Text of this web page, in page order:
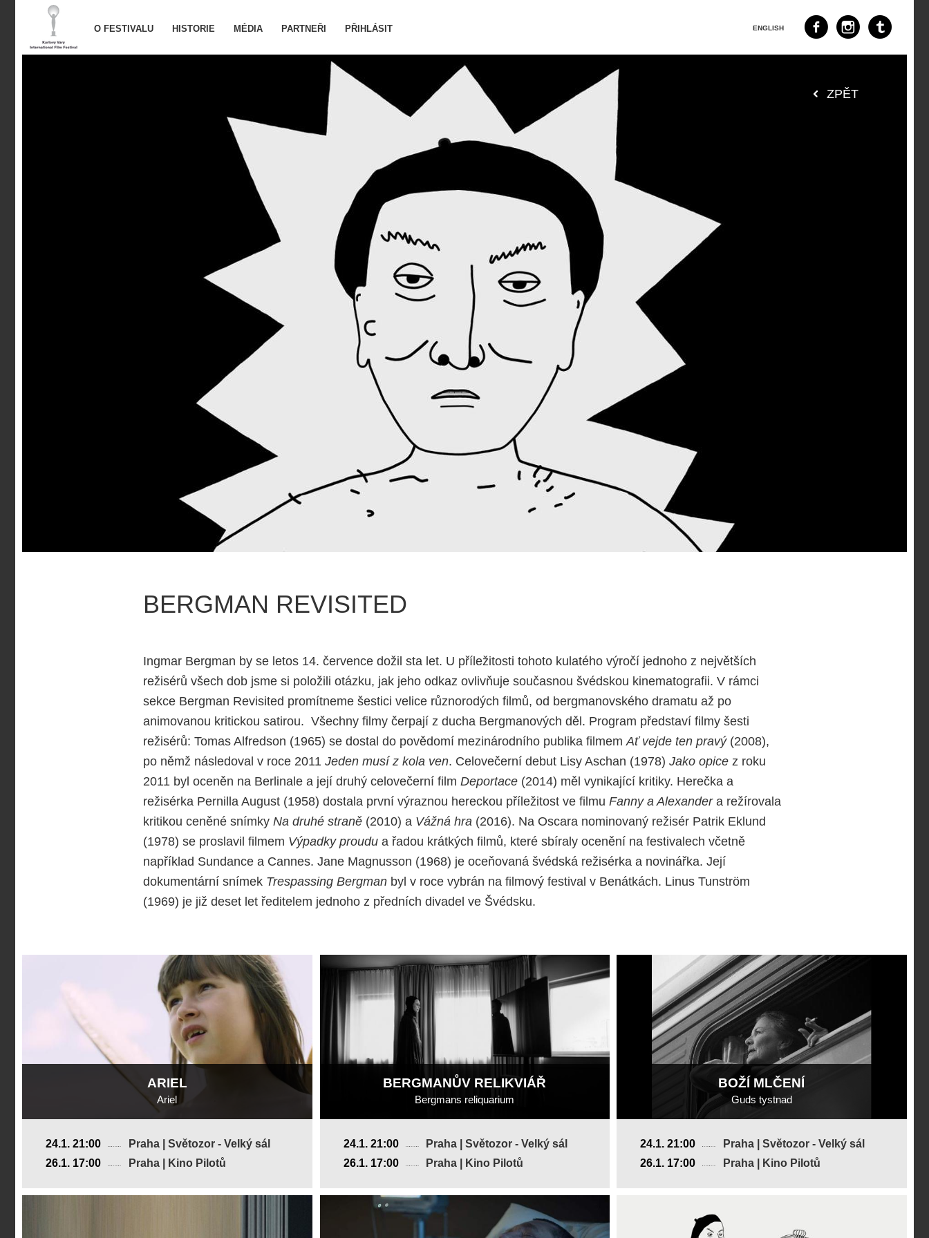
O FESTIVALU HISTORIE MÉDIA PARTNEŘI PŘIHLÁSIT ENGLISH
ZPĚT
BERGMAN REVISITED
Ingmar Bergman by se letos 14. července dožil sta let. U příležitosti tohoto kulatého výročí jednoho z největších
režisérů všech dob jsme si položili otázku, jak jeho odkaz ovlivňuje současnou švédskou kinematografii. V rámci
sekce Bergman Revisited promítneme šestici velice různorodých filmů, od bergmanovského dramatu až po
animovanou kritickou satirou. Všechny filmy čerpají z ducha Bergmanových děl. Program představí filmy šesti
režisérů: Tomas Alfredson (1965) se dostal do povědomí mezinárodního publika filmem Ať vejde ten pravý(2008),
po němž následoval v roce 2011 Jeden musí z kola ven. Celovečerní debut Lisy Aschan (1978) Jako opice z roku
2011 byl oceněn na Berlinale a její druhý celovečerní film Deportace (2014) měl vynikající kritiky. Herečka a
režisérka Pernilla August (1958) dostala první výraznou hereckou příležitost ve filmu Fanny a Alexandera režírovala
kritikou ceněné snímky Na druhé straně (2010) a Vážná hra (2016). Na Oscara nominovaný režisér Patrik Eklund
(1978) se proslavil filmem Výpadky proudu a řadou krátkých filmů, které sbíraly ocenění na festivalech včetně
například Sundance a Cannes. Jane Magnusson (1968) je oceňovaná švédská režisérka a novinářka. Její
dokumentární snímek Trespassing Bergman byl v roce vybrán na filmový festival v Benátkách. Linus Tunström
(1969) je již deset let ředitelem jednoho z předních divadel ve Švédsku.
ARIEL
Ariel
Režie :Linus Tunström
24.1. 21:00
Praha | Světozor - Velký sál
26.1. 17:00
Praha | Kino Pilotů
BERGMANŮV RELIKVIÁŘ
Bergmans reliquarium
Režie :Tomas Alfredson
24.1. 21:00
Praha | Světozor - Velký sál
26.1. 17:00
Praha | Kino Pilotů
BOŽÍ MLČENÍ
Guds tystnad
Režie :Lisa Aschan
24.1. 21:00
Praha | Světozor - Velký sál
26.1. 17:00
Praha | Kino Pilotů